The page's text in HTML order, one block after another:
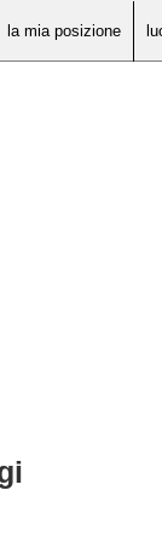
la mia posizione